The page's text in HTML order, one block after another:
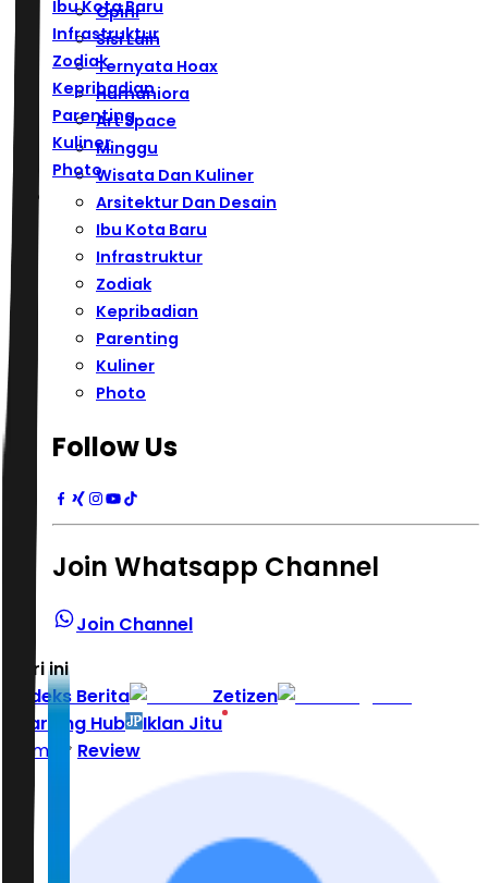
Ibu Kota Baru
Infrastruktur
Zodiak
Kepribadian
Parenting
Kuliner
Photo
Opini
Sisi Lain
Ternyata Hoax
Humaniora
Art Space
Minggu
Wisata Dan Kuliner
Arsitektur Dan Desain
Ibu Kota Baru
Infrastruktur
Zodiak
Kepribadian
Parenting
Kuliner
Photo
Follow Us
Join Whatsapp Channel
Join Channel
Hari ini
Indeks Berita
Zetizen
Learning Hub
Iklan Jitu
Home
Review